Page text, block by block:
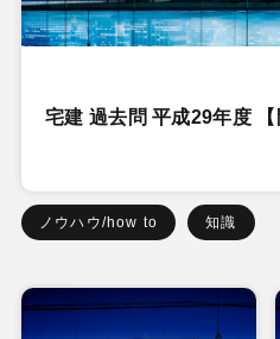
宅建 過去問 平成29年度
ノウハウ/how to 知識